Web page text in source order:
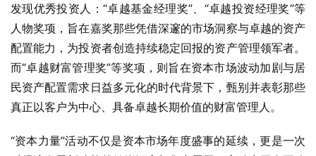
发现优秀投资人：“卓越基金经理奖”、“卓越投资经理奖”等
人物奖项，旨在嘉奖那些凭借深邃的市场洞察与卓越的资产
配置能力，为投资者创造持续稳定回报的资产管理领军者。
而“卓越财富管理奖”等奖项，则旨在资本市场波动加剧与居
民资产配置需求日益多元化的时代背景下，甄别并表彰那些
真正以客户为中心、具备卓越长期价值的财富管理人。
“资本力量”活动不仅是资本市场年度盛事的延续，更是一次